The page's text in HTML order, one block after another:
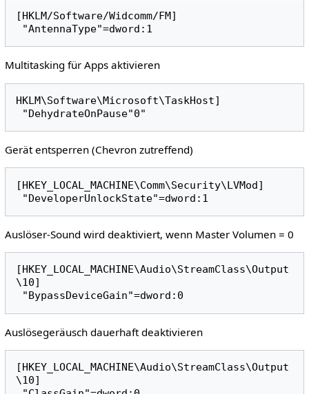
[HKLM/Software/Widcomm/FM]
Multitasking für Apps aktivieren
HKLM\Software\Microsoft\TaskHost]
Gerät entsperren (Chevron zutreffend)
[HKEY_LOCAL_MACHINE\Comm\Security\LVMod]
Auslöser-Sound wird deaktiviert, wenn Master Volumen = 0
[HKEY_LOCAL_MACHINE\Audio\StreamClass\Output
\10]
Auslösegeräusch dauerhaft deaktivieren
[HKEY_LOCAL_MACHINE\Audio\StreamClass\Output
\10]